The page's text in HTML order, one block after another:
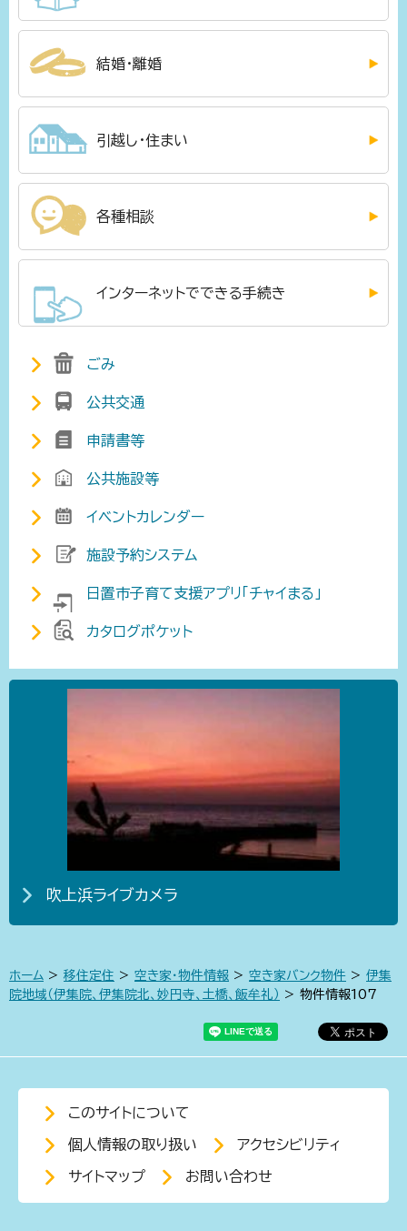
結婚・離婚
引越し・住まい
各種相談
インターネットでできる手続き
ごみ
公共交通
申請書等
公共施設等
イベントカレンダー
施設予約システム
日置市子育て支援アプリ「チャイまる」
カタログポケット
吹上浜ライブカメラ
ホーム > 移住定住 > 空き家・物件情報 > 空き家バンク物件 > 伊集
院地域（伊集院、伊集院北、妙円寺、土橋、飯牟礼） > 物件情報107
このサイトについて
個人情報の取り扱い アクセシビリティ
サイトマップ お問い合わせ